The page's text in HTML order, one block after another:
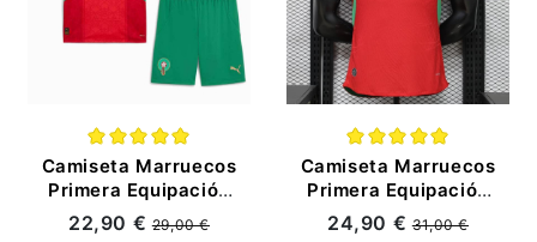
Camiseta Marruecos
Primera Equipación
2025 Niño Kit
22,90 €29,00 €
Camiseta Marruecos
Primera Equipación
Mundial 2026 Rojo
24,90 €31,00 €